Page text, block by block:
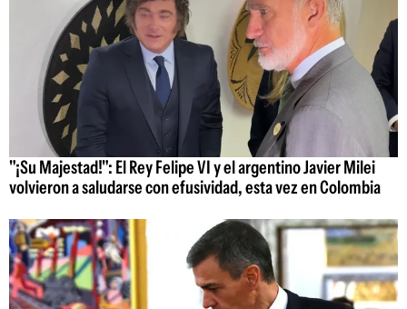
"¡Su Majestad!": El Rey Felipe VI y el argentino Javier Milei
volvieron a saludarse con efusividad, esta vez en Colombia